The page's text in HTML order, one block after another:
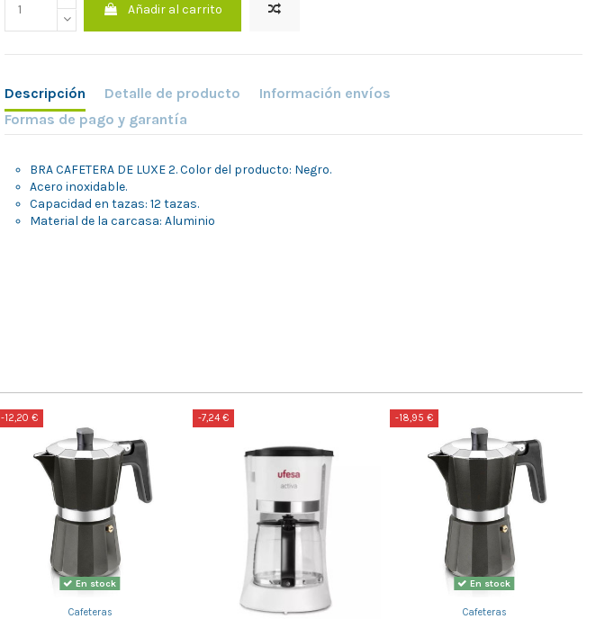
Añadir al carrito
Descripción Detalle de producto
Información envíos
Formas de pago y garantía
BRA CAFETERA DE LUXE 2. Color del producto: Negro.
Acero inoxidable.
Capacidad en tazas: 12 tazas.
Material de la carcasa: Aluminio
-12,20 €
En stock
Cafeteras
-7,24 € -18,95 €
En stock
Cafeteras